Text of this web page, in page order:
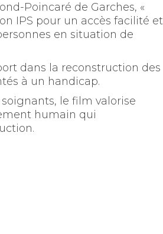
Poincaré de Garches, «
IPS pour un accès facilité et
en situation de
dans la reconstruction des
à un handicap.
le film valorise
humain qui